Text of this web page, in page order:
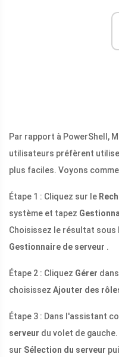
Par rapport à PowerShell,
utilisateurs préfèrent
plus faciles. Voyons
Étape 1 : Cliquez sur le
système et tapez
Choisissez le résultat sous
Gestionnaire de serveur .
Étape 2 : Cliquez Gérer
choisissez Ajouter des
Étape 3 : Dans l'assistant
serveur du volet de
sur Sélection du serveur